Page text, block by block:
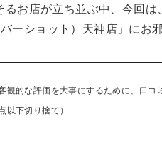
るお店が立ち並ぶ中、今回
ーショット）天神店」にお
観的な評価を大事にするために、口
以下切り捨て）